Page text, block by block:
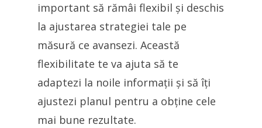
important să rămâi flexibil și deschis
la ajustarea strategiei tale pe
măsură ce avansezi. Această
flexibilitate te va ajuta să te
adaptezi la noile informații și să îți
ajustezi planul pentru a obține cele
mai bune rezultate.